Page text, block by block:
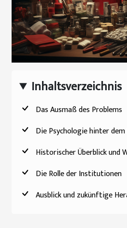
Inhaltsverzeichnis
Das Ausmaß des Problems
Die Psychologie hinter
Historischer Überblick und
Die Rolle der Institutionen
Ausblick und zukünftige